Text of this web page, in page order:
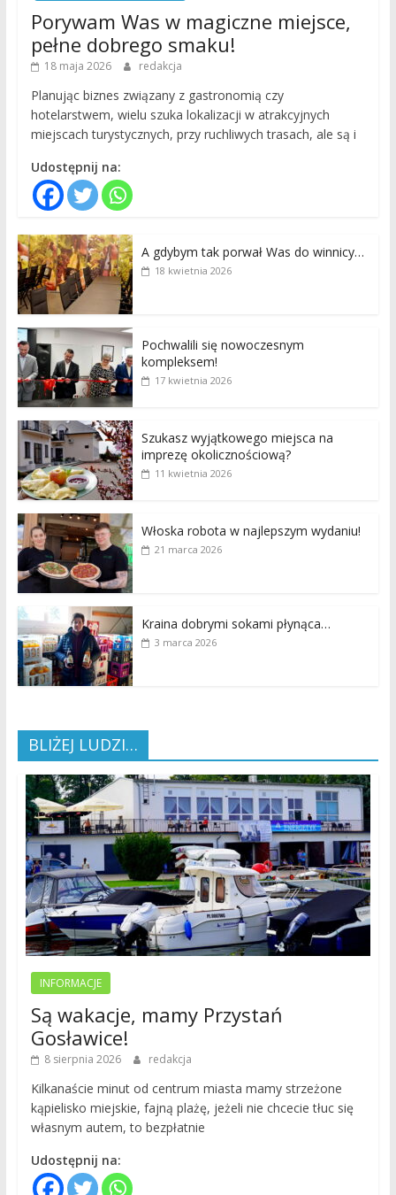
Porywam Was w magiczne miejsce,
pełne dobrego smaku!
18 maja 2026 redakcja
Planując biznes związany z gastronomią czy
hotelarstwem, wielu szuka lokalizacji w atrakcyjnych
miejscach turystycznych, przy ruchliwych trasach, ale są i
Udostępnij na:
A gdybym tak porwał Was do winnicy…
18 kwietnia 2026
Pochwalili się nowoczesnym
kompleksem!
17 kwietnia 2026
Szukasz wyjątkowego miejsca na
imprezę okolicznościową?
11 kwietnia 2026
Włoska robota w najlepszym wydaniu!
21 marca 2026
Kraina dobrymi sokami płynąca…
3 marca 2026
BLIŻEJ LUDZI…
INFORMACJE
Są wakacje, mamy Przystań
Gosławice!
8 sierpnia 2026 redakcja
Kilkanaście minut od centrum miasta mamy strzeżone
kąpielisko miejskie, fajną plażę, jeżeli nie chcecie tłuc się
własnym autem, to bezpłatnie
Udostępnij na: